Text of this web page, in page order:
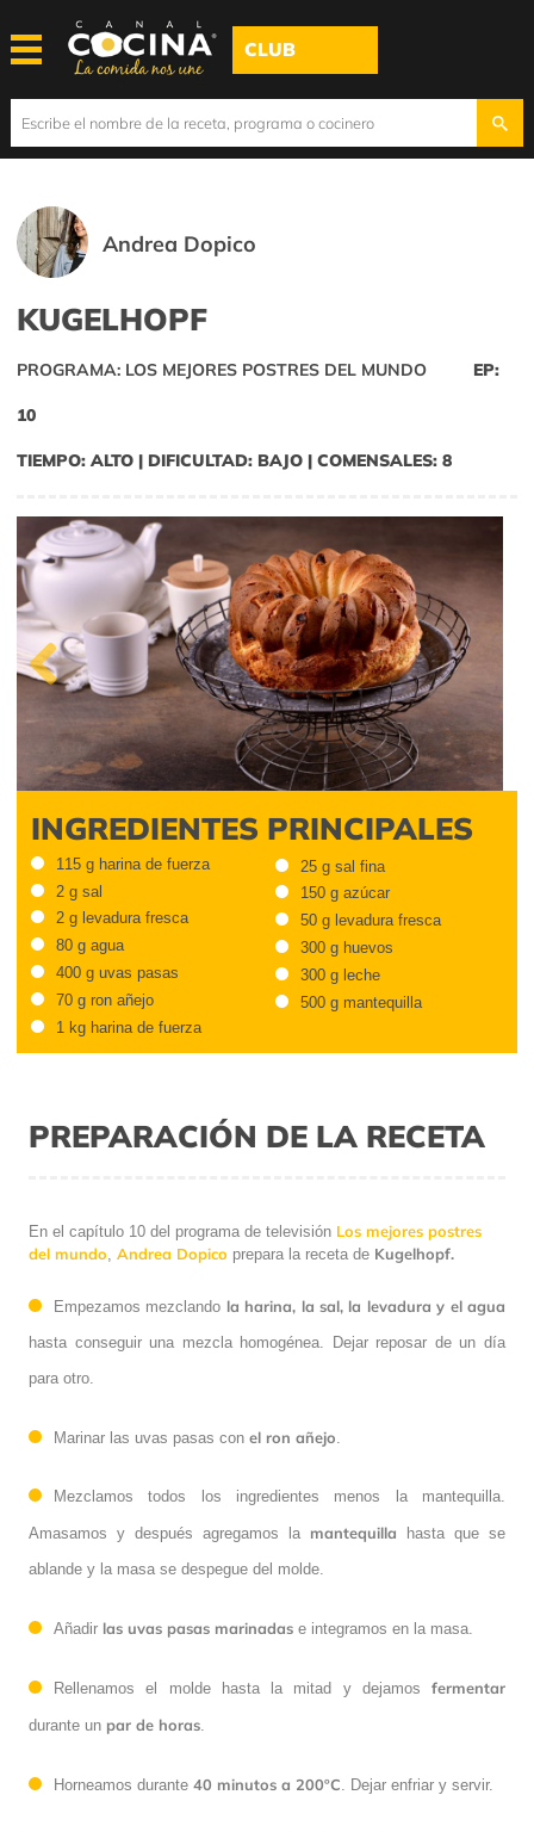
CLUB
Andrea Dopico
KUGELHOPF
PROGRAMA: LOS MEJORES POSTRES DEL MUNDO EP:
10
TIEMPO: ALTO | DIFICULTAD: BAJO | COMENSALES: 8
INGREDIENTES PRINCIPALES
115 g harina de fuerza
2 g sal
2 g levadura fresca
80 g agua
400 g uvas pasas
70 g ron añejo
1 kg harina de fuerza
25 g sal fina
150 g azúcar
50 g levadura fresca
300 g huevos
300 g leche
500 g mantequilla
PREPARACIÓN DE LA RECETA
En el capítulo 10 del programa de televisión Los mejores postres
del mundo Andrea Dopico prepara la receta de Kugelhopf.
Empezamos mezclando la harina, la sal, la levadura y el agua
hasta conseguir una mezcla homogénea. Dejar reposar de un día
para otro.
Marinar las uvas pasas con el ron añejo
Mezclamos todos los ingredientes menos la mantequilla.
Amasamos y después agregamos la mantequilla hasta que se
ablande y la masa se despegue del molde.
Añadir las uvas pasas marinadas e integramos en la masa.
Rellenamos el molde hasta la mitad y dejamos fermentar
durante un par de horas
Horneamos durante 40 minutos a 200ºC . Dejar enfriar y servir.